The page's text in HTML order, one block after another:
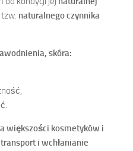
naturalnego czynnika
skóra:
większości kosmetyków i
i wchłanianie